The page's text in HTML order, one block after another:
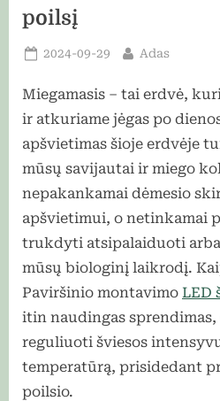
poilsį
Posted
2024-09-29 By
Adas
Miegamasis – tai erdvė,
ir atkuriame jėgas po
apšvietimas šioje erdvėje
mūsų savijautai ir miego
nepakankamai dėmesio
apšvietimui, o netinkamai
trukdyti atsipalaiduoti
mūsų biologinį laikrodį.
Paviršinio montavimo LED
itin naudingas sprendimas,
reguliuoti šviesos
temperatūrą, prisidedant
poilsio.